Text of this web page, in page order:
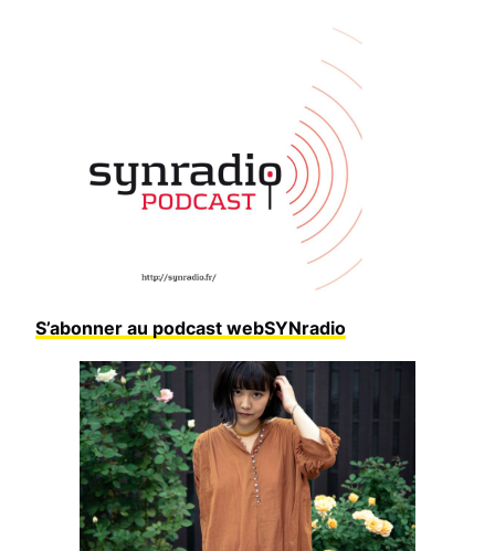
S’abonner au podcast webSYNradio